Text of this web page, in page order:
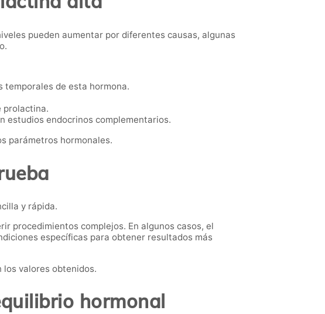
pueden aumentar por diferentes causas, algunas
temporales de esta hormona.
prolactina.
estudios endocrinos complementarios.
parámetros hormonales.
y rápida.
procedimientos complejos. En algunos casos, el
específicas para obtener resultados más
valores obtenidos.
hormonal